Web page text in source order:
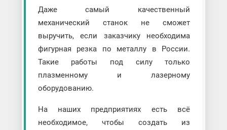
Даже самый качественный
механический станок не сможет
выручить, если заказчику необходима
фигурная резка по металлу в России.
Такие работы под силу только
плазменному и лазерному
оборудованию.
На наших предприятиях есть всё
необходимое, чтобы создать из